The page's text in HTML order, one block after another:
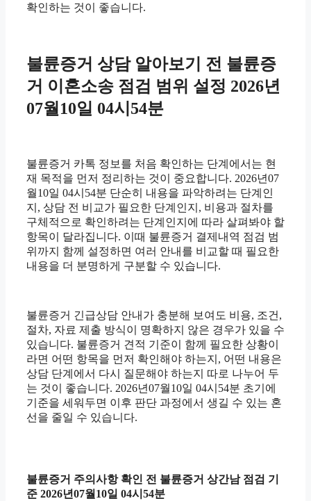
확인하는 것이 좋습니다.
불륜증거 상담 알아보기 전 불륜증
거 이혼소송 점검 범위 설정 2026년
07월10일 04시54분
불륜증거 카톡 정보를 처음 확인하는 단계에서는 현
재 목적을 먼저 정리하는 것이 중요합니다. 2026년07
월10일 04시54분 단순히 내용을 파악하려는 단계인
지, 상담 전 비교가 필요한 단계인지, 비용과 절차를
구체적으로 확인하려는 단계인지에 따라 살펴봐야 할
항목이 달라집니다. 이때 불륜증거 결제내역 점검 범
위까지 함께 설정하면 여러 안내를 비교할 때 필요한
내용을 더 분명하게 구분할 수 있습니다.
불륜증거 긴급상담 안내가 충분해 보여도 비용, 조건,
절차, 자료 제출 방식이 명확하지 않은 경우가 있을 수
있습니다. 불륜증거 견적 기준이 함께 필요한 상황이
라면 어떤 항목을 먼저 확인해야 하는지, 어떤 내용은
상담 단계에서 다시 질문해야 하는지 따로 나누어 두
는 것이 좋습니다. 2026년07월10일 04시54분 초기에
기준을 세워두면 이후 판단 과정에서 생길 수 있는 혼
선을 줄일 수 있습니다.
불륜증거 주의사항 확인 전 불륜증거 상간남 점검 기
준 2026년07월10일 04시54분